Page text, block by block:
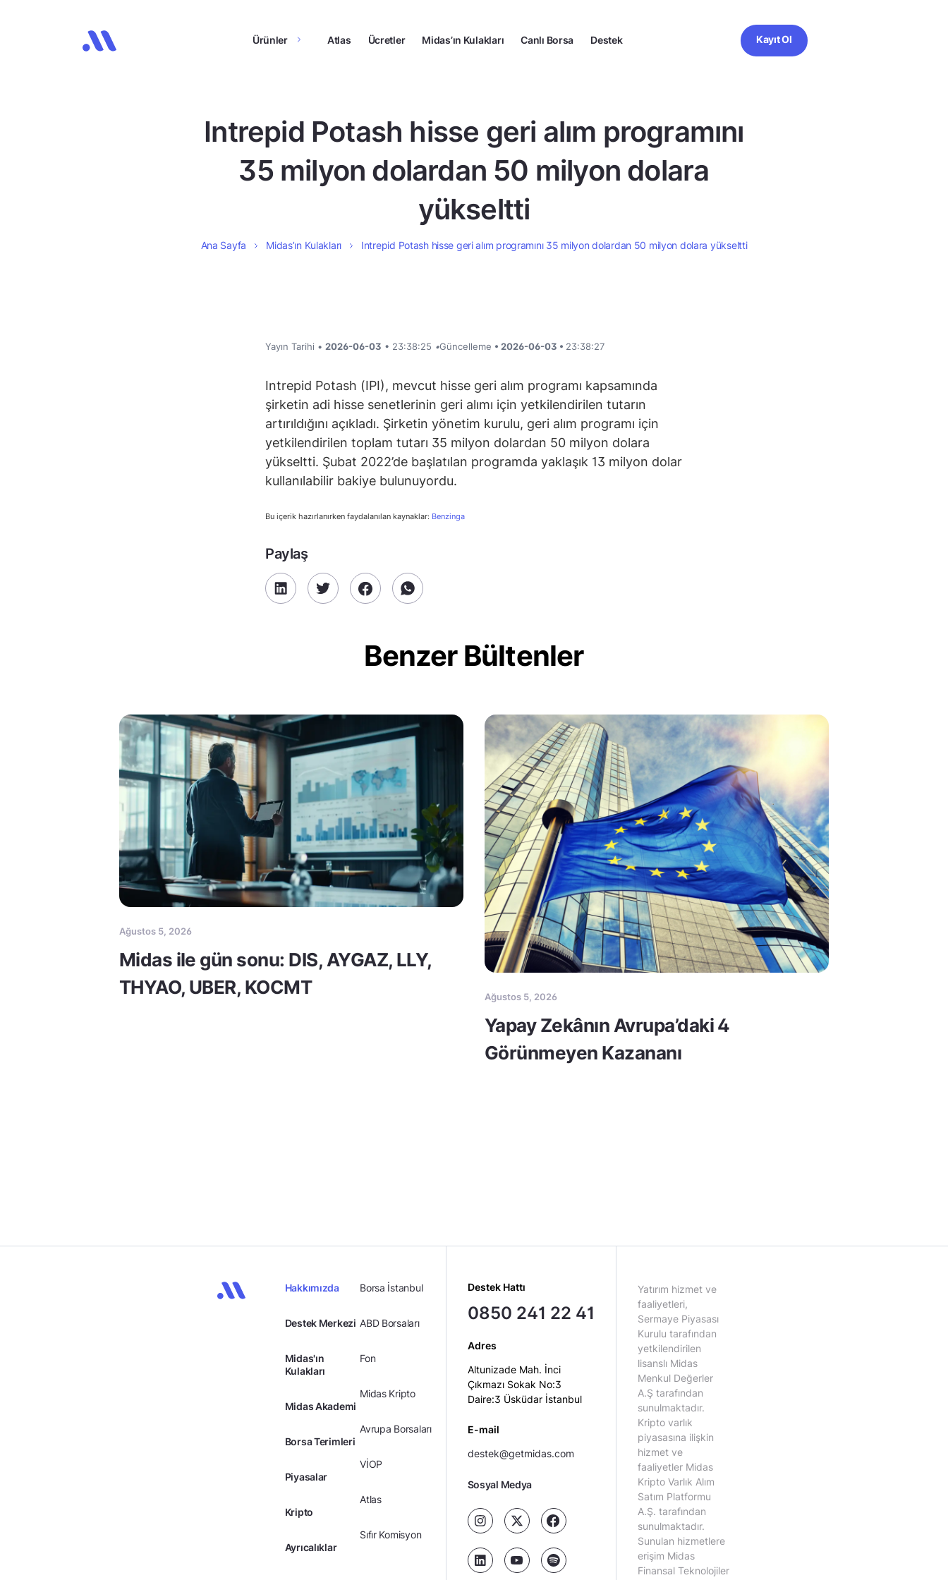
Ürünler Atlas Ücretler Midas’ın Kulakları Canlı Borsa Destek Kayıt Ol
Intrepid Potash hisse geri alım programını
35 milyon dolardan 50 milyon dolara
yükseltti
Ana Sayfa Midas’ın Kulakları Intrepid Potash hisse geri alım programını 35 milyon dolardan 50 milyon dolara yükseltti
Yayın Tarihi • 2026-06-03 • 23:38:25 •Güncelleme • 2026-06-03 • 23:38:27
Intrepid Potash (IPI), mevcut hisse geri alım programı kapsamında
şirketin adi hisse senetlerinin geri alımı için yetkilendirilen tutarın
artırıldığını açıkladı. Şirketin yönetim kurulu, geri alım programı için
yetkilendirilen toplam tutarı 35 milyon dolardan 50 milyon dolara
yükseltti. Şubat 2022’de başlatılan programda yaklaşık 13 milyon dolar
kullanılabilir bakiye bulunuyordu.
Bu içerik hazırlanırken faydalanılan kaynaklar: Benzinga
Paylaş
Benzer Bültenler
Ağustos 5, 2026
Midas ile gün sonu: DIS, AYGAZ, LLY,
THYAO, UBER, KOCMT
Ağustos 5, 2026
Yapay Zekânın Avrupa’daki 4
Görünmeyen Kazananı
Hakkımızda
Destek Merkezi
Midas'ın
Kulakları
Midas Akademi
Borsa Terimleri
Piyasalar
Kripto
Ayrıcalıklar
Borsa İstanbul
ABD Borsaları
Fon
Midas Kripto
Avrupa Borsaları
VİOP
Atlas
Sıfır Komisyon
Destek Hattı
0850 241 22 41
Adres
Altunizade Mah. İnci
Çıkmazı Sokak No:3
Daire:3 Üsküdar İstanbul
E-mail
destek@getmidas.com
Sosyal Medya
Yatırım hizmet ve
faaliyetleri,
Sermaye Piyasası
Kurulu tarafından
yetkilendirilen
lisanslı Midas
Menkul Değerler
A.Ş tarafından
sunulmaktadır.
Kripto varlık
piyasasına ilişkin
hizmet ve
faaliyetler Midas
Kripto Varlık Alım
Satım Platformu
A.Ş. tarafından
sunulmaktadır.
Sunulan hizmetlere
erişim Midas
Finansal Teknolojiler